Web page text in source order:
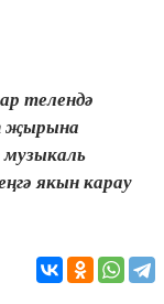
телендә
җырына
музыкаль
якын карау